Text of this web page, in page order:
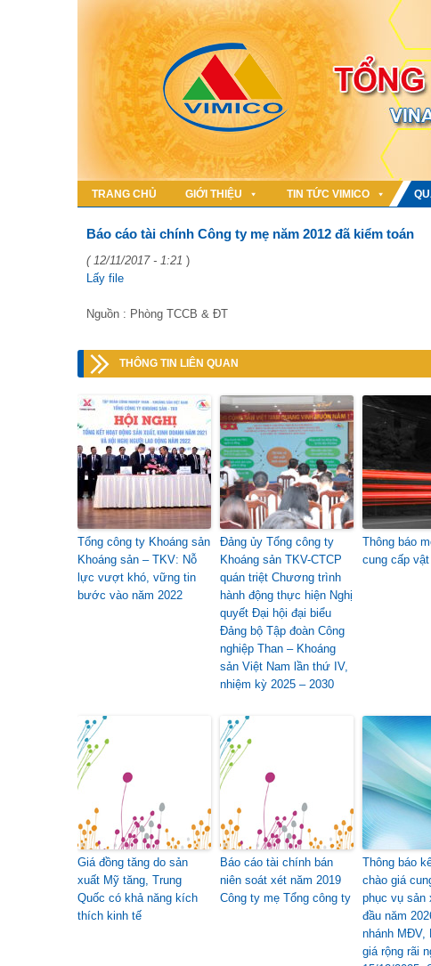
TRANG CHỦ GIỚI THIỆU TIN TỨC VIMICO
Báo cáo tài chính Công ty mẹ năm 2012 đã kiểm toán
( 12/11/2017 - 1:21 )
Lấy file
Nguồn : Phòng TCCB & ĐT
THÔNG TIN LIÊN QUAN
Tổng công ty Khoáng sản
Khoáng sản – TKV: Nỗ
lực vượt khó, vững tin
bước vào năm 2022
Đảng ủy Tổng công ty
Khoáng sản TKV-CTCP
quán triệt Chương trình
hành động thực hiện Nghị
quyết Đại hội đại biểu
Đảng bộ Tập đoàn Công
nghiệp Than – Khoáng
sản Việt Nam lần thứ IV,
nhiệm kỳ 2025 – 2030
Thông báo
cung cấp
Giá đồng tăng do sản
xuất Mỹ tăng, Trung
Quốc có khả năng kích
thích kinh tế
Báo cáo tài chính bán
niên soát xét năm 2019
Công ty mẹ Tổng công ty
Thông báo
chào giá
phục vụ sản
đầu năm
nhánh MĐV,
giá rộng rãi